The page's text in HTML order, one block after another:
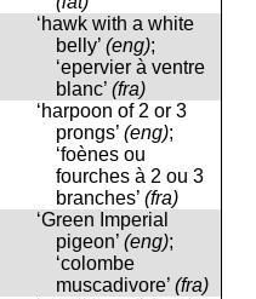
‘hawk with a white
belly’ (eng);
‘epervier à ventre
blanc’ (fra)
‘harpoon of 2 or 3
prongs’ (eng);
‘foènes ou
fourches à 2 ou 3
branches’ (fra)
‘Green Imperial
pigeon’ (eng);
‘colombe
muscadivore’ (fra)